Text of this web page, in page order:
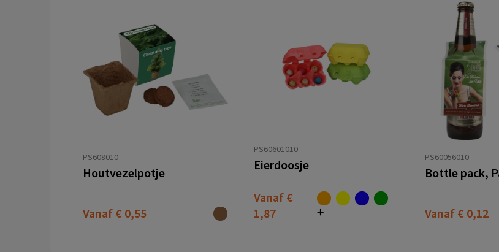
PS608010
Houtvezelpotje
Vanaf € 0,55
PS60601010
Eierdoosje
Vanaf €
1,87
PS60056010
Bottle pack,
Vanaf € 0,12